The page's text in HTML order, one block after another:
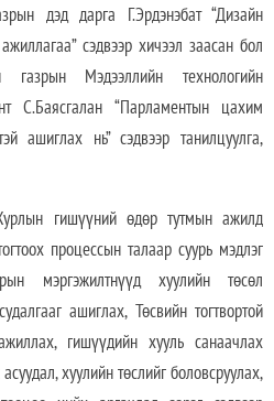
дэд дарга Г.Эрдэнэбат “Дизайн
сэдвээр хичээл заасан бол
Мэдээллийн технологийн
С.Баясгалан “Парламентын цахим
ашиглах нь” сэдвээр танилцуулга,
гишүүний өдөр тутмын ажилд
процессын талаар суурь мэдлэг
мэргэжилтнүүд хуулийн төсөл
ашиглах, Төсвийн тогтвортой
гишүүдийн хууль санаачлах
хуулийн төслийг боловсруулах,